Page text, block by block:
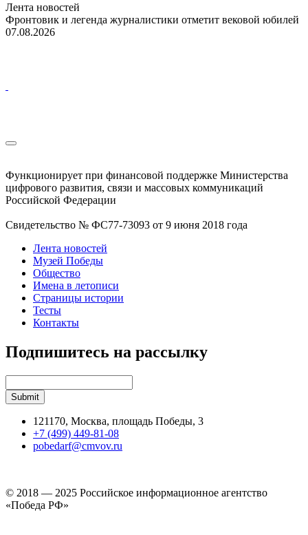
Лента новостей
Фронтовик и легенда журналистики отметит вековой юбилей
07.08.2026
Функционирует при финансовой поддержке Министерства
цифрового развития, связи и массовых коммуникаций
Российской Федерации
Свидетельство № ФС77-73093 от 9 июня 2018 года
Лента новостей
Музей Победы
Общество
Имена в летописи
Страницы истории
Тесты
Контакты
Подпишитесь на рассылку
121170, Москва, площадь Победы, 3
+7 (499) 449-81-08
pobedarf@cmvov.ru
© 2018 — 2025 Российское информационное агентство
«Победа РФ»